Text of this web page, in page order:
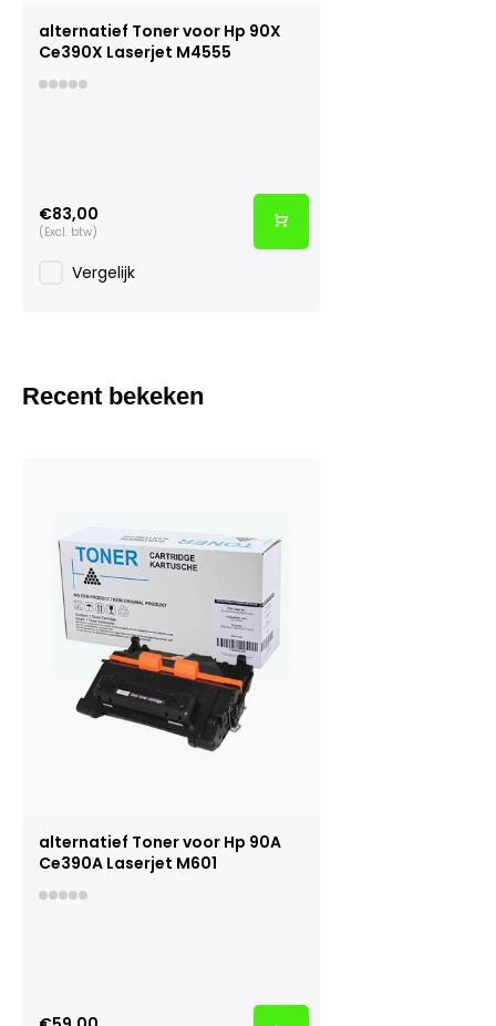
alternatief Toner voor Hp 90X
Ce390X Laserjet M4555
€83,00
(Excl. btw)
Vergelijk
Recent bekeken
alternatief Toner voor Hp 90A
Ce390A Laserjet M601